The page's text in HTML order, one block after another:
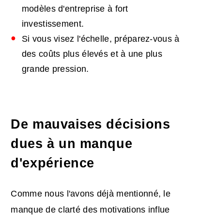
modèles d'entreprise à fort
investissement.
Si vous visez l'échelle, préparez-vous à
des coûts plus élevés et à une plus
grande pression.
De mauvaises décisions
dues à un manque
d'expérience
Comme nous l'avons déjà mentionné, le
manque de clarté des motivations influe